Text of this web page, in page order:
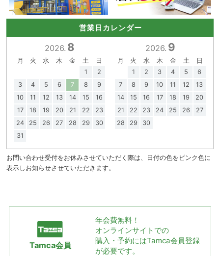
営業日カレンダー
2026. 8
月 火 水 木 金 土
日
1
2
3
4 5 6 7 8
9
10
11 12 13 14 15
16
17
18 19 20 21 22
23
24
25 26 27 28 29
30
31
2026. 9
月 火 水 木 金 土
日
1
2 3 4 5
6
7
8 9 10 11 12
13
14
15 16 17 18 19
20
21
22 23 24 25 26
27
28
29 30
お問い合わせ受付をお休みさせていただく際は、日付の色をピンク色に
表示しお知らせさせていただきます。
Tamca会員
年会費無料！
オンラインサイトでの
購入・予約にはTamca会員登録
が必要です。